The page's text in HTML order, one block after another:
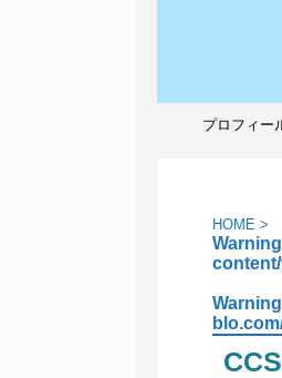
プロフィー
HOME >
Warning
Warning